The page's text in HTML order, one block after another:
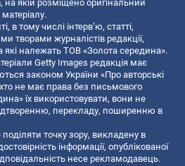
, на якій розміщено оригінальний
в тому числі інтерв’ю, статті,
творами журналістів редакції,
які належать ТОВ «Золота середина».
Getty Images редакція має
законом України «Про авторські
не має права без письмового
їх використовувати, вони не
перекладу, поширенню в
точку зору, викладену в
інформації, опублікованої
несе рекламодавець.